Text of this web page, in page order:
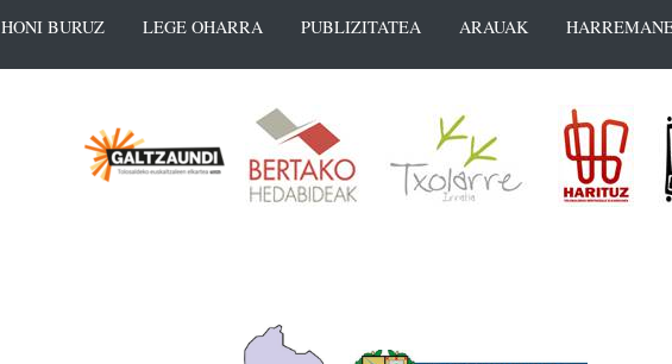
HONI BURUZ LEGE OHARRA PUBLIZITATEA ARAUAK